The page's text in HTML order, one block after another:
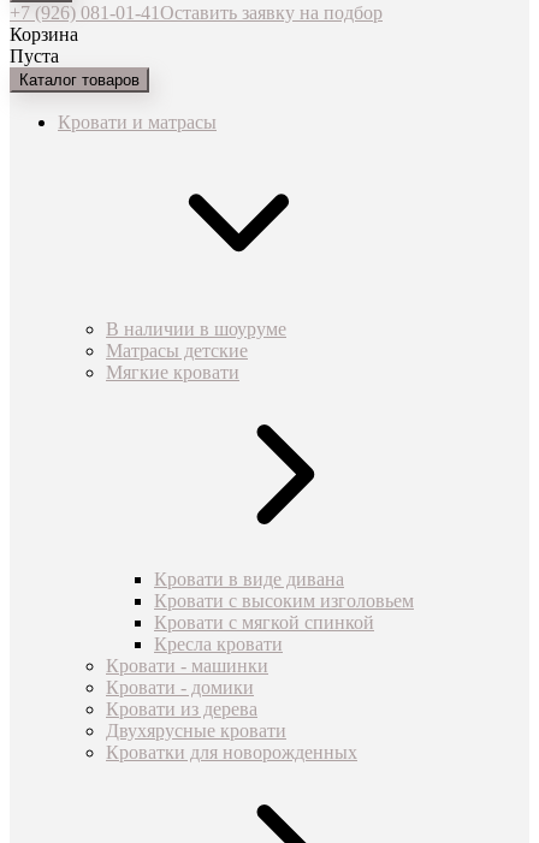
+7 (926) 081-01-41Оставить заявку на подбор
Корзина
Пуста
Каталог товаров
Кровати и матрасы
В наличии в шоуруме
Матрасы детские
Мягкие кровати
Кровати в виде дивана
Кровати с высоким изголовьем
Кровати с мягкой спинкой
Кресла кровати
Кровати - машинки
Кровати - домики
Кровати из дерева
Двухярусные кровати
Кроватки для новорожденных